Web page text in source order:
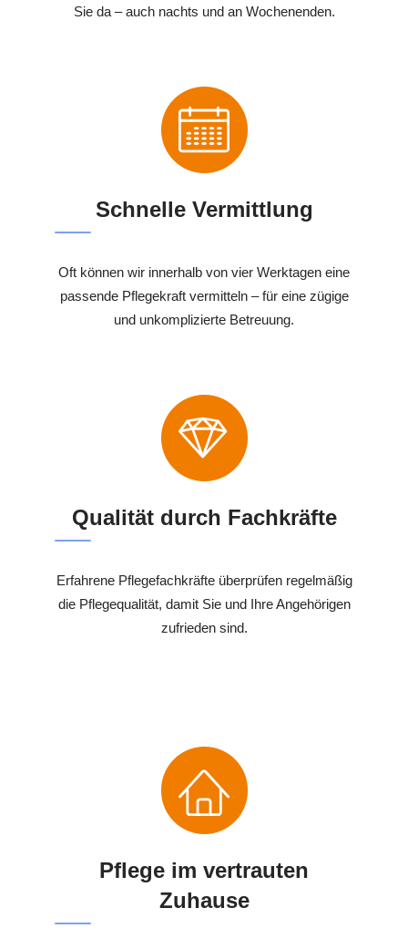
Sie da – auch nachts und an Wochenenden.
Schnelle Vermittlung
Oft können wir innerhalb von vier Werktagen eine
passende Pflegekraft vermitteln – für eine zügige
und unkomplizierte Betreuung.
Qualität durch Fachkräfte
Erfahrene Pflegefachkräfte überprüfen regelmäßig
die Pflegequalität, damit Sie und Ihre Angehörigen
zufrieden sind.
Pflege im vertrauten
Zuhause